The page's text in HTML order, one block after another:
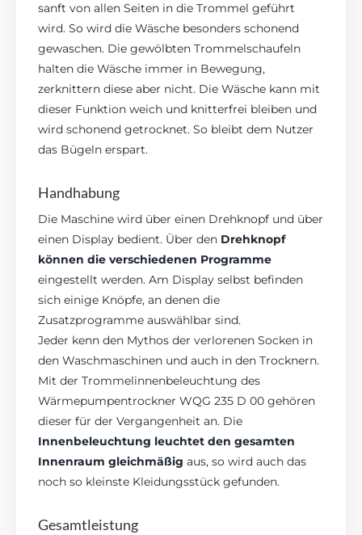
sanft von allen Seiten in die Trommel geführt
wird. So wird die Wäsche besonders schonend
gewaschen. Die gewölbten Trommelschaufeln
halten die Wäsche immer in Bewegung,
zerknittern diese aber nicht. Die Wäsche kann mit
dieser Funktion weich und knitterfrei bleiben und
wird schonend getrocknet. So bleibt dem Nutzer
das Bügeln erspart.
Handhabung
Die Maschine wird über einen Drehknopf und über
einen Display bedient. Über den Drehknopf
können die verschiedenen Programme
eingestellt werden. Am Display selbst befinden
sich einige Knöpfe, an denen die
Zusatzprogramme auswählbar sind.
Jeder kenn den Mythos der verlorenen Socken in
den Waschmaschinen und auch in den Trocknern.
Mit der Trommelinnenbeleuchtung des
Wärmepumpentrockner WQG 235 D 00 gehören
dieser für der Vergangenheit an. Die
Innenbeleuchtung leuchtet den gesamten
Innenraum gleichmäßig aus, so wird auch das
noch so kleinste Kleidungsstück gefunden.
Gesamtleistung